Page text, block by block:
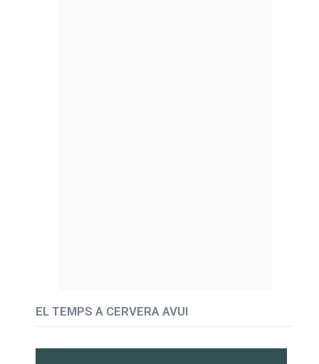
EL TEMPS A CERVERA AVUI